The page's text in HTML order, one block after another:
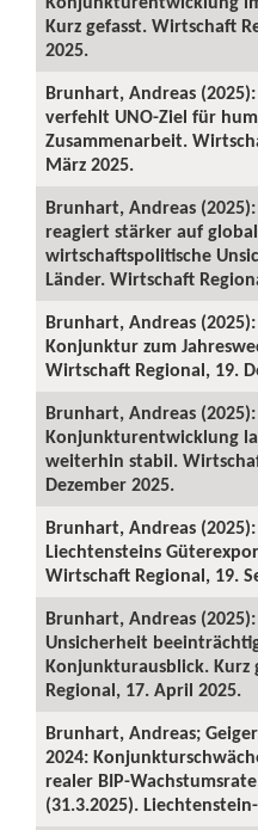
Kurz gefasst. Wirtschaft
2025.
Brunhart, Andreas
verfehlt UNO-Ziel für
Zusammenarbeit.
März 2025.
Brunhart, Andreas
reagiert stärker auf
wirtschaftspolitische
Länder. Wirtschaft
Brunhart, Andreas
Konjunktur zum
Wirtschaft Regional, 19.
Brunhart, Andreas
Konjunkturentwicklung
weiterhin stabil.
Dezember 2025.
Brunhart, Andreas
Liechtensteins
Wirtschaft Regional, 19.
Brunhart, Andreas
Unsicherheit
Konjunkturausblick. Kurz
Regional, 17. April 2025.
Brunhart, Andreas;
2024:
realer BIP-
(31.3.2025).